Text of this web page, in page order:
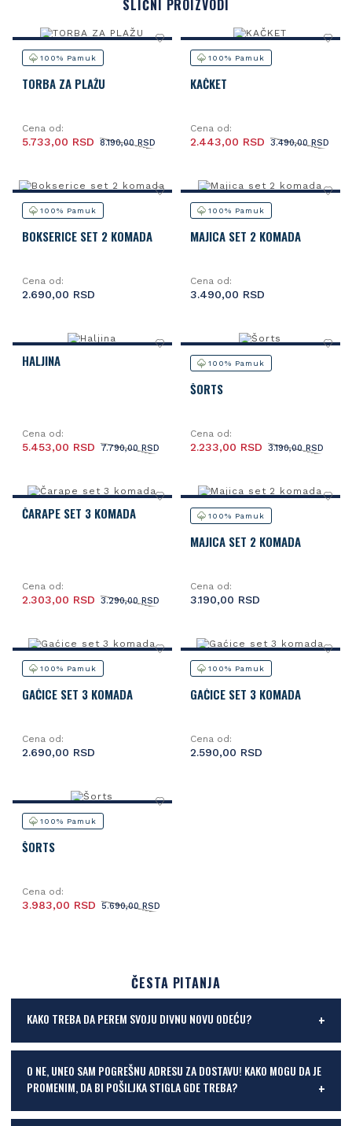
SLIČNI PROIZVODI
100% Pamuk
TORBA ZA PLAŽU
Cena od:
8.190,00 RSD
5.733,00 RSD
100% Pamuk
KAČKET
Cena od:
3.490,00 RSD
2.443,00 RSD
100% Pamuk
BOKSERICE SET 2 KOMADA
Cena od:
2.690,00 RSD
100% Pamuk
MAJICA SET 2 KOMADA
Cena od:
3.490,00 RSD
HALJINA
Cena od:
7.790,00 RSD
5.453,00 RSD
100% Pamuk
ŠORTS
Cena od:
3.190,00 RSD
2.233,00 RSD
ČARAPE SET 3 KOMADA
Cena od:
3.290,00 RSD
2.303,00 RSD
100% Pamuk
MAJICA SET 2 KOMADA
Cena od:
3.190,00 RSD
100% Pamuk
GAĆICE SET 3 KOMADA
Cena od:
2.690,00 RSD
100% Pamuk
GAĆICE SET 3 KOMADA
Cena od:
2.590,00 RSD
100% Pamuk
ŠORTS
Cena od:
5.690,00 RSD
3.983,00 RSD
ČESTA PITANJA
KAKO TREBA DA PEREM SVOJU DIVNU NOVU ODEĆU?
O NE, UNEO SAM POGREŠNU ADRESU ZA DOSTAVU! KAKO MOGU DA JE
PROMENIM, DA BI POŠILJKA STIGLA GDE TREBA?